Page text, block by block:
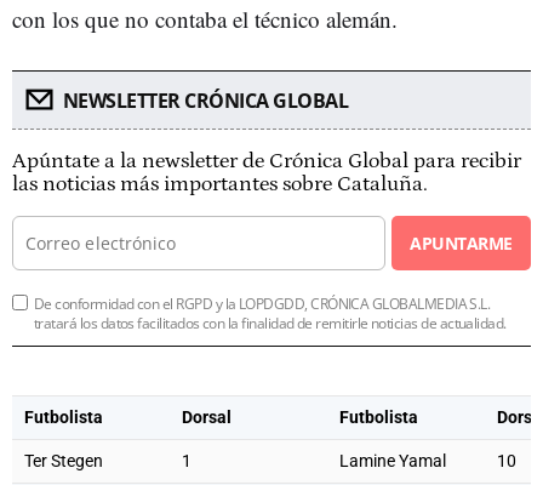
con los que no contaba el técnico alemán.
NEWSLETTER CRÓNICA GLOBAL
Apúntate a la newsletter de Crónica Global para recibir
las noticias más importantes sobre Cataluña.
APUNTARME
De conformidad con el RGPD y la LOPDGDD, CRÓNICA GLOBALMEDIA S.L.
tratará los datos facilitados con la finalidad de remitirle noticias de actualidad.
Futbolista Dorsal Futbolista
Ter Stegen 1 Lamine Yamal 10